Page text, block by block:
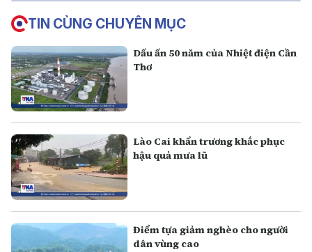
TIN CÙNG CHUYÊN MỤC
Dấu ấn 50 năm của Nhiệt điện Cần
Thơ
Lào Cai khẩn trương khắc phục
hậu quả mưa lũ
Điểm tựa giảm nghèo cho người
dân vùng cao